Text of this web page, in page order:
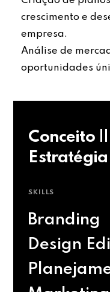
crescimento e
empresa.
Análise de
oportunidades
Conceito ||
Estratégia
SKILLS
Branding
Design